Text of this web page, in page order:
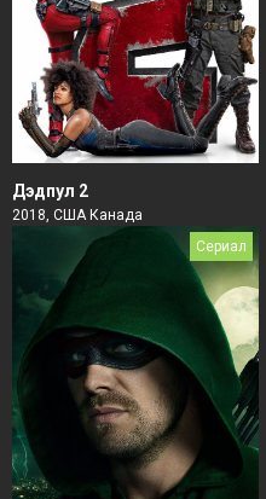
Дэдпул 2
2018, США Канада
Сериал